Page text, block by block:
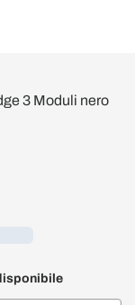
3 Moduli nero